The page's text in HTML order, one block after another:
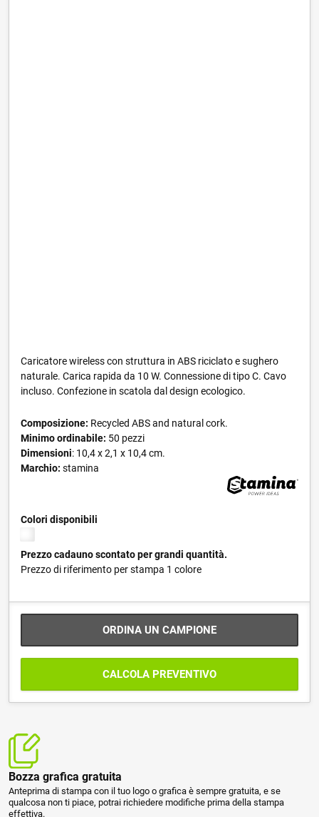
Caricatore wireless con struttura in ABS riciclato e sughero
naturale. Carica rapida da 10 W. Connessione di tipo C. Cavo
incluso. Confezione in scatola dal design ecologico.
Composizione: Recycled ABS and natural cork.
Minimo ordinabile: 50 pezzi
Dimensioni: 10,4 x 2,1 x 10,4 cm.
Marchio: stamina
Colori disponibili
Prezzo cadauno scontato per grandi quantità.
Prezzo di riferimento per stampa 1 colore
ORDINA UN CAMPIONE
CALCOLA PREVENTIVO
Bozza grafica gratuita
Anteprima di stampa con il tuo logo o grafica è sempre gratuita, e se
qualcosa non ti piace, potrai richiedere modifiche prima della stampa
effettiva.